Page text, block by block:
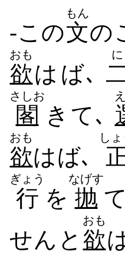
-この文
もん
の​
欲
おも
は​ば､
に
閣
さしお
き​て､
欲
おも
は​ば､
しょ
行
ぎょう
を 抛
なげす
せん​と 欲
おも